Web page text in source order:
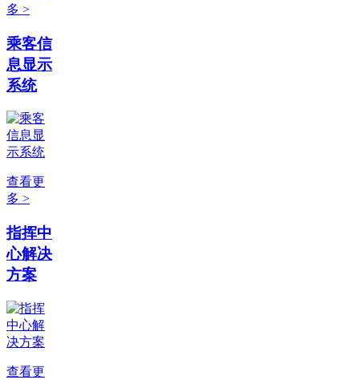
多 >
乘客信
息显示
系统
查看更
多 >
指挥中
心解决
方案
查看更